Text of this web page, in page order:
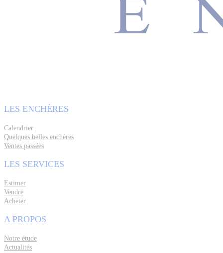
LES ENCHÈRES
Calendrier
Quelques belles enchères
Ventes passées
LES SERVICES
Estimer
Vendre
Acheter
A PROPOS
Notre étude
Actualités